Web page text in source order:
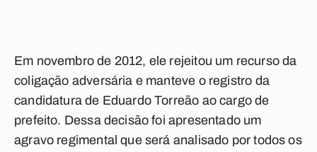
Em novembro de 2012, ele rejeitou um recurso da
coligação adversária e manteve o registro da
candidatura de Eduardo Torreão ao cargo de
prefeito. Dessa decisão foi apresentado um
agravo regimental que será analisado por todos os